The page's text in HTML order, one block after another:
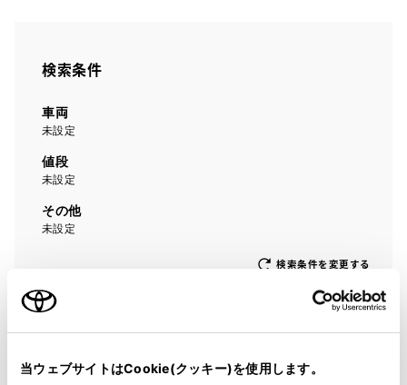
当ウェブサイトはCookie(クッキー)を使用します。
検索条件
車両
未設定
値段
未設定
その他
未設定
検索条件を変更する
0台
アイコンについて